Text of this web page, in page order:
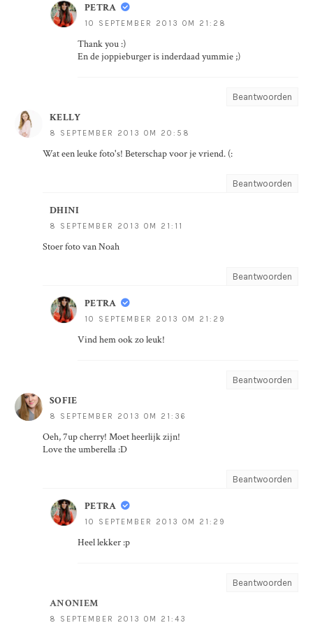
PETRA
10 SEPTEMBER 2013 OM 21:28
Thank you :)
En de joppieburger is inderdaad yummie ;)
Beantwoorden
KELLY
8 SEPTEMBER 2013 OM 20:58
Wat een leuke foto's! Beterschap voor je vriend. (:
Beantwoorden
DHINI
8 SEPTEMBER 2013 OM 21:11
Stoer foto van Noah
Beantwoorden
PETRA
10 SEPTEMBER 2013 OM 21:29
Vind hem ook zo leuk!
Beantwoorden
SOFIE
8 SEPTEMBER 2013 OM 21:36
Oeh, 7up cherry! Moet heerlijk zijn!
Love the umberella :D
Beantwoorden
PETRA
10 SEPTEMBER 2013 OM 21:29
Heel lekker :p
Beantwoorden
ANONIEM
8 SEPTEMBER 2013 OM 21:43